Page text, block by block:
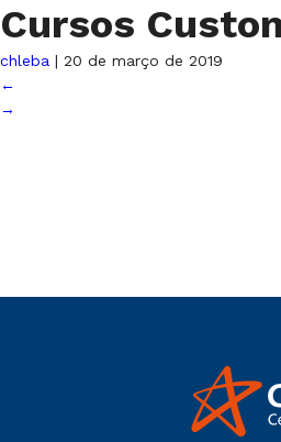
Cursos
chleba | 20 de março de 2019
←
→